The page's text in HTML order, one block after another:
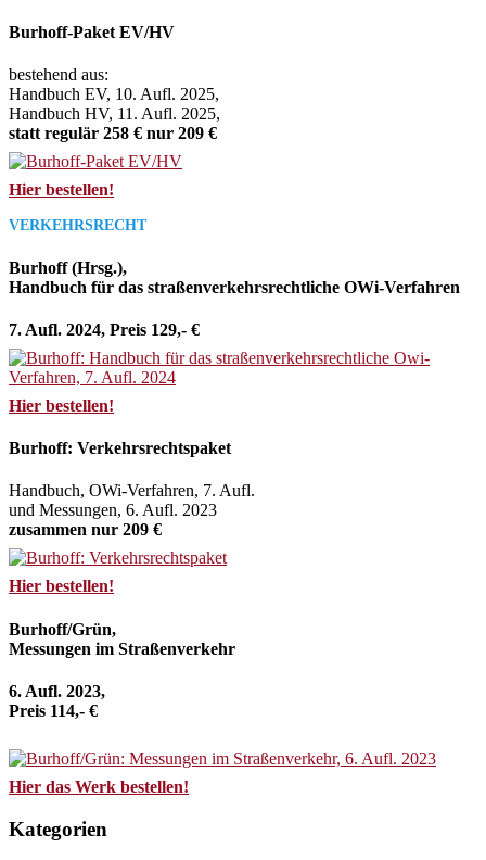
Burhoff-Paket EV/HV
bestehend aus:
Handbuch EV, 10. Aufl. 2025,
Handbuch HV, 11. Aufl. 2025,
statt regulär 258 € nur 209 €
Hier bestellen!
VERKEHRSRECHT
Burhoff (Hrsg.),
Handbuch für das straßenverkehrsrechtliche OWi-Verfahren
7. Aufl. 2024, Preis 129,- €
Hier bestellen!
Burhoff: Verkehrsrechtspaket
Handbuch, OWi-Verfahren, 7. Aufl.
und Messungen, 6. Aufl. 2023
zusammen nur 209 €
Hier bestellen!
Burhoff/Grün,
Messungen im Straßenverkehr
6. Aufl. 2023,
Preis 114,- €
Hier das Werk bestellen!
Kategorien